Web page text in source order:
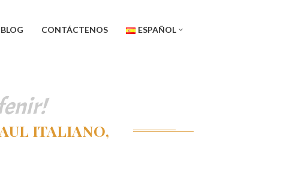
BLOG CONTÁCTENOS ESPAÑOL
ITALIANO,